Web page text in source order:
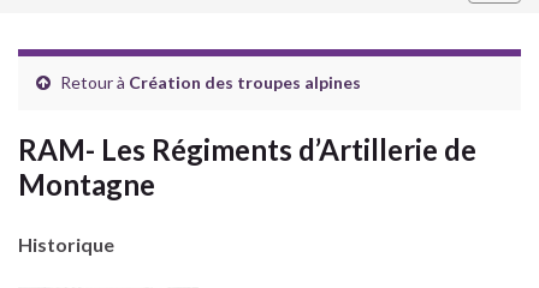
Retour à Création des troupes alpines
RAM- Les Régiments d’Artillerie de
Montagne
Historique